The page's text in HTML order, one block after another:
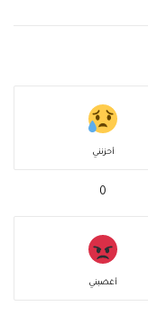
أحزنني
0
أغضبني